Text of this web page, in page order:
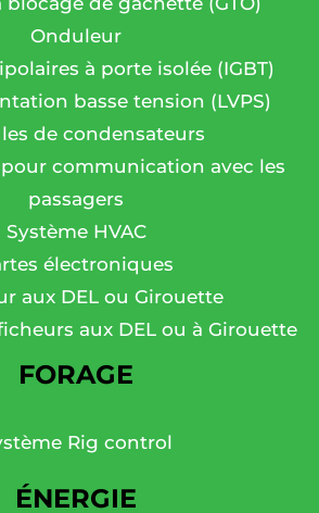
Onduleur
à porte isolée (IGBT)
basse tension (LVPS)
de condensateurs
communication avec les
passagers
Système HVAC
électroniques
aux DEL ou Girouette
aux DEL ou à Girouette
FORAGE
Rig control
ÉNERGIE